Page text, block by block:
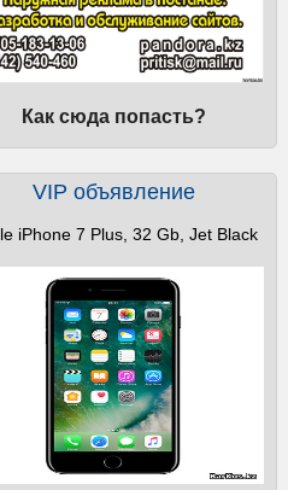
Как сюда попасть?
VIP объявление
iPhone 7 Plus, 32 Gb, Jet Black